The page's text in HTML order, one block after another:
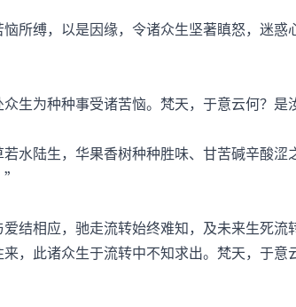
缚，以是因缘，令诸众生坚著瞋怒，迷惑
种种事受诸苦恼。梵天，于意云何？是
陆生，华果香树种种胜味、甘苦碱辛酸涩
相应，驰走流转始终难知，及未来生死流
，此诸众生于流转中不知求出。梵天，于